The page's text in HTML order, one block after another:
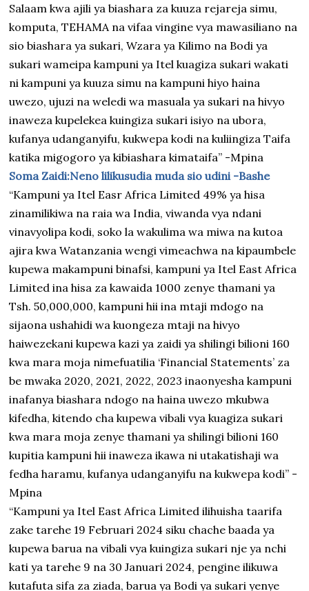
Salaam kwa ajili ya biashara za kuuza rejareja simu,
komputa, TEHAMA na vifaa vingine vya mawasiliano na
sio biashara ya sukari, Wzara ya Kilimo na Bodi ya
sukari wameipa kampuni ya Itel kuagiza sukari wakati
ni kampuni ya kuuza simu na kampuni hiyo haina
uwezo, ujuzi na weledi wa masuala ya sukari na hivyo
inaweza kupelekea kuingiza sukari isiyo na ubora,
kufanya udanganyifu, kukwepa kodi na kuliingiza Taifa
katika migogoro ya kibiashara kimataifa” -Mpina
Soma Zaidi:Neno lilikusudia muda sio udini -Bashe
“Kampuni ya Itel Easr Africa Limited 49% ya hisa
zinamilikiwa na raia wa India, viwanda vya ndani
vinavyolipa kodi, soko la wakulima wa miwa na kutoa
ajira kwa Watanzania wengi vimeachwa na kipaumbele
kupewa makampuni binafsi, kampuni ya Itel East Africa
Limited ina hisa za kawaida 1000 zenye thamani ya
Tsh. 50,000,000, kampuni hii ina mtaji mdogo na
sijaona ushahidi wa kuongeza mtaji na hivyo
haiwezekani kupewa kazi ya zaidi ya shilingi bilioni 160
kwa mara moja nimefuatilia ‘Financial Statements’ za
be mwaka 2020, 2021, 2022, 2023 inaonyesha kampuni
inafanya biashara ndogo na haina uwezo mkubwa
kifedha, kitendo cha kupewa vibali vya kuagiza sukari
kwa mara moja zenye thamani ya shilingi bilioni 160
kupitia kampuni hii inaweza ikawa ni utakatishaji wa
fedha haramu, kufanya udanganyifu na kukwepa kodi” -
Mpina
“Kampuni ya Itel East Africa Limited ilihuisha taarifa
zake tarehe 19 Februari 2024 siku chache baada ya
kupewa barua na vibali vya kuingiza sukari nje ya nchi
kati ya tarehe 9 na 30 Januari 2024, pengine ilikuwa
kutafuta sifa za ziada, barua ya Bodi ya sukari yenye